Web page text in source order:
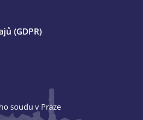
(GDPR)
soudu v Praze